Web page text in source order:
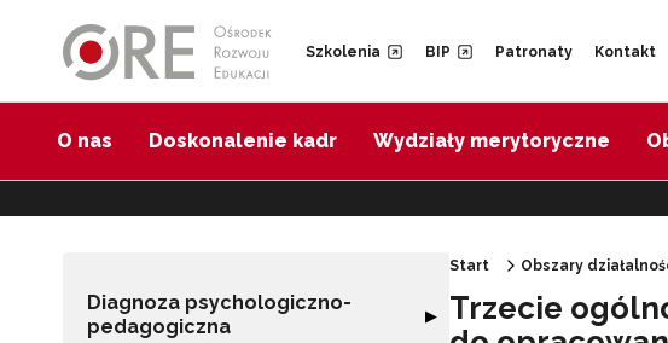
Szkolenia BIP Patronaty Kontakt
O nas Doskonalenie kadr Wydziały merytoryczne
Diagnoza psychologiczno-
pedagogiczna
Rozwiń sekcję "Diagnoza
▶
Start Obszary
Trzecie